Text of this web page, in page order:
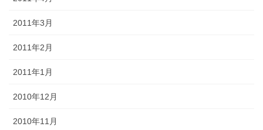
2011年3月
2011年2月
2011年1月
2010年12月
2010年11月